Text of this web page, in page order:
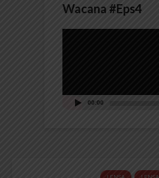
Wacana #Eps4
00:00